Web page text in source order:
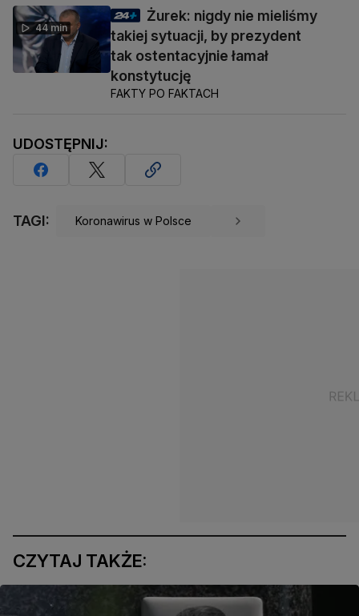
44 min
Żurek: nigdy nie mieliśmy
takiej sytuacji, by prezydent
tak ostentacyjnie łamał
konstytucję
FAKTY PO FAKTACH
UDOSTĘPNIJ:
TAGI: Koronawirus w Polsce
CZYTAJ TAKŻE: